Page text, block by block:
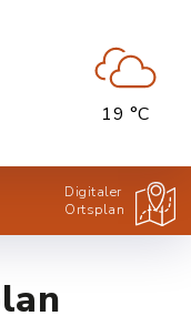
19 °C
Digitaler
Ortsplan